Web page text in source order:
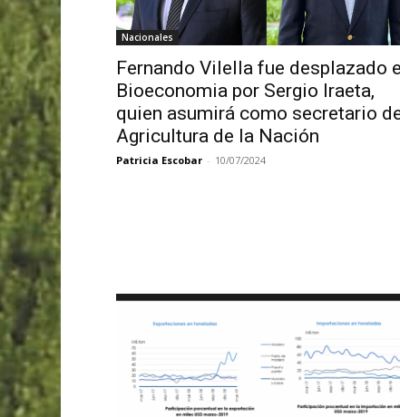
Nacionales
Fernando Vilella fue desplazado
Bioeconomia por Sergio Iraeta,
quien asumirá como secretario
Agricultura de la Nación
Patricia Escobar - 10/07/2024